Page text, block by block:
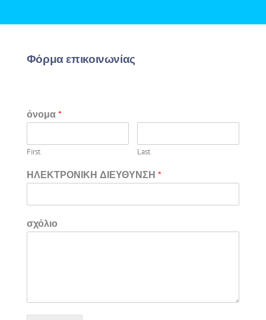
Φόρμα επικοινωνίας
όνομα *
First Last
ΗΛΕΚΤΡΟΝΙΚΗ ΔΙΕΥΘΥΝΣΗ *
σχόλιο